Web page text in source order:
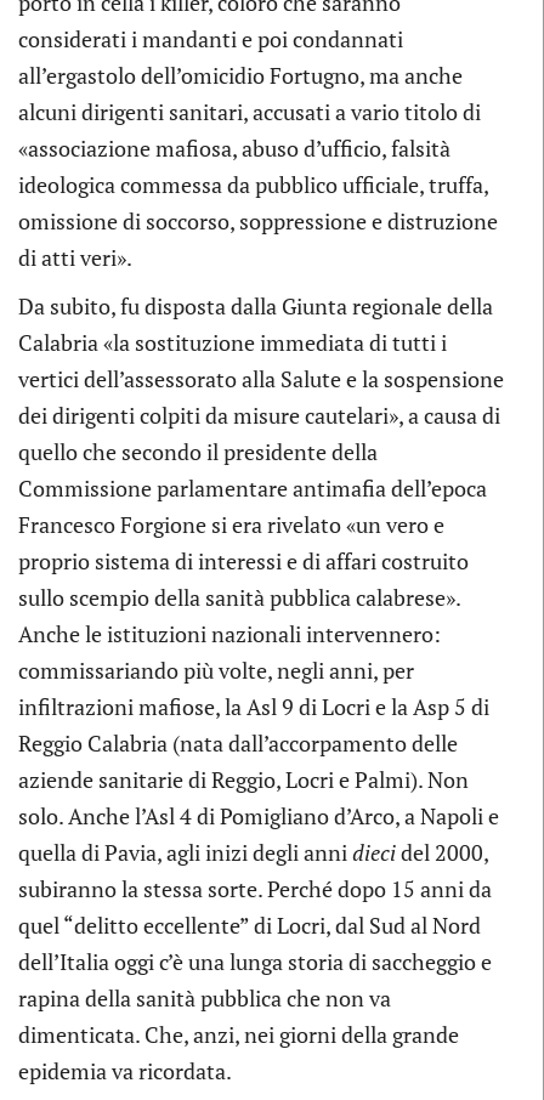
considerati i mandanti e poi condannati
all’ergastolo dell’omicidio Fortugno, ma anche
alcuni dirigenti sanitari, accusati a vario titolo di
«associazione mafiosa, abuso d’ufficio, falsità
ideologica commessa da pubblico ufficiale, truffa,
omissione di soccorso, soppressione e distruzione
di atti veri».
Da subito, fu disposta dalla Giunta regionale della
Calabria «la sostituzione immediata di tutti i
vertici dell’assessorato alla Salute e la sospensione
dei dirigenti colpiti da misure cautelari», a causa di
quello che secondo il presidente della
Commissione parlamentare antimafia dell’epoca
Francesco Forgione si era rivelato «un vero e
proprio sistema di interessi e di affari costruito
sullo scempio della sanità pubblica calabrese».
Anche le istituzioni nazionali intervennero:
commissariando più volte, negli anni, per
infiltrazioni mafiose, la Asl 9 di Locri e la Asp 5 di
Reggio Calabria (nata dall’accorpamento delle
aziende sanitarie di Reggio, Locri e Palmi). Non
solo. Anche l’Asl 4 di Pomigliano d’Arco, a Napoli e
quella di Pavia, agli inizi degli annidiecidel 2000,
subiranno la stessa sorte. Perché dopo 15 anni da
quel “delitto eccellente” di Locri, dal Sud al Nord
dell’Italia oggi c’è una lunga storia di saccheggio e
rapina della sanità pubblica che non va
dimenticata. Che, anzi, nei giorni della grande
epidemia va ricordata.